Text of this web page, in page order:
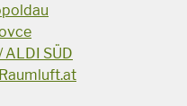
ALDI SÜD